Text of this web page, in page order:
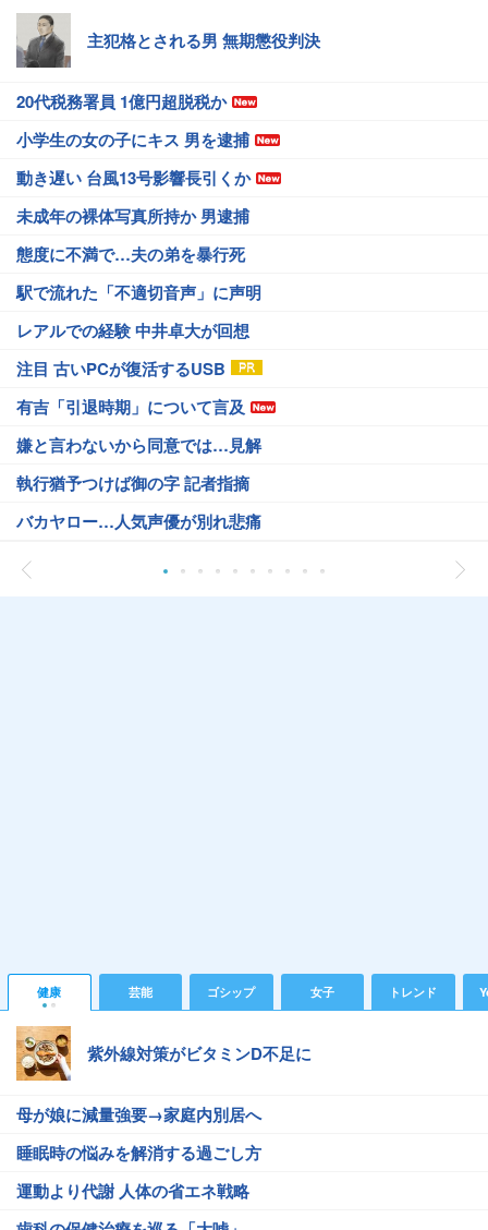
主犯格とされる男 無期懲役判決
20代税務署員 1億円超脱税か
小学生の女の子にキス 男を逮捕
動き遅い 台風13号影響長引くか
未成年の裸体写真所持か 男逮捕
態度に不満で…夫の弟を暴行死
駅で流れた「不適切音声」に声明
レアルでの経験 中井卓大が回想
注目 古いPCが復活するUSB
有吉「引退時期」について言及
嫌と言わないから同意では…見解
執行猶予つけば御の字 記者指摘
バカヤロー…人気声優が別れ悲痛
健康 芸能 ゴシップ 女子 トレンド
紫外線対策がビタミンD不足に
母が娘に減量強要→家庭内別居へ
睡眠時の悩みを解消する過ごし方
運動より代謝 人体の省エネ戦略